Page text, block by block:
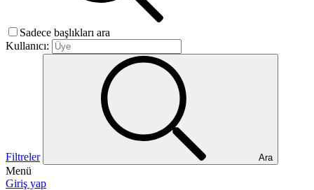
Sadece başlıkları ara
Kullanıcı:
Filtreler Ara
Menü
Giriş yap